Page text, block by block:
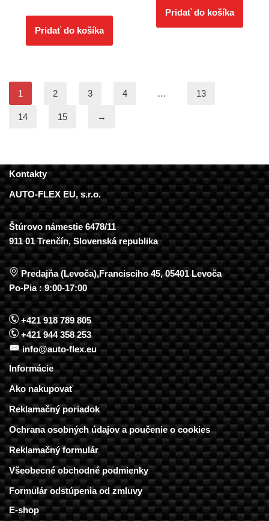
Pridať do košíka
Pridať do košíka
1 2 3 4 … 13
14 15 →
Kontakty
AUTO-FLEX EU, s.r.o.
Štúrovo námestie 6478/11
911 01 Trenčín, Slovenská republika
Predajňa (Levoča),Francisciho 45, 05401 Levoča
Po-Pia : 9:00-17:00
+421 918 789 805
+421 944 358 253
info@auto-flex.eu
Informácie
Ako nakupovať
Reklamačný poriadok
Ochrana osobných údajov a poučenie o cookies
Reklamačný formulár
Všeobecné obchodné podmienky
Formulár odstúpenia od zmluvy
E-shop